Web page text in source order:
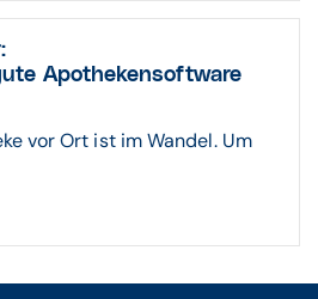
Apothekensoftware
vor Ort ist im Wandel. Um